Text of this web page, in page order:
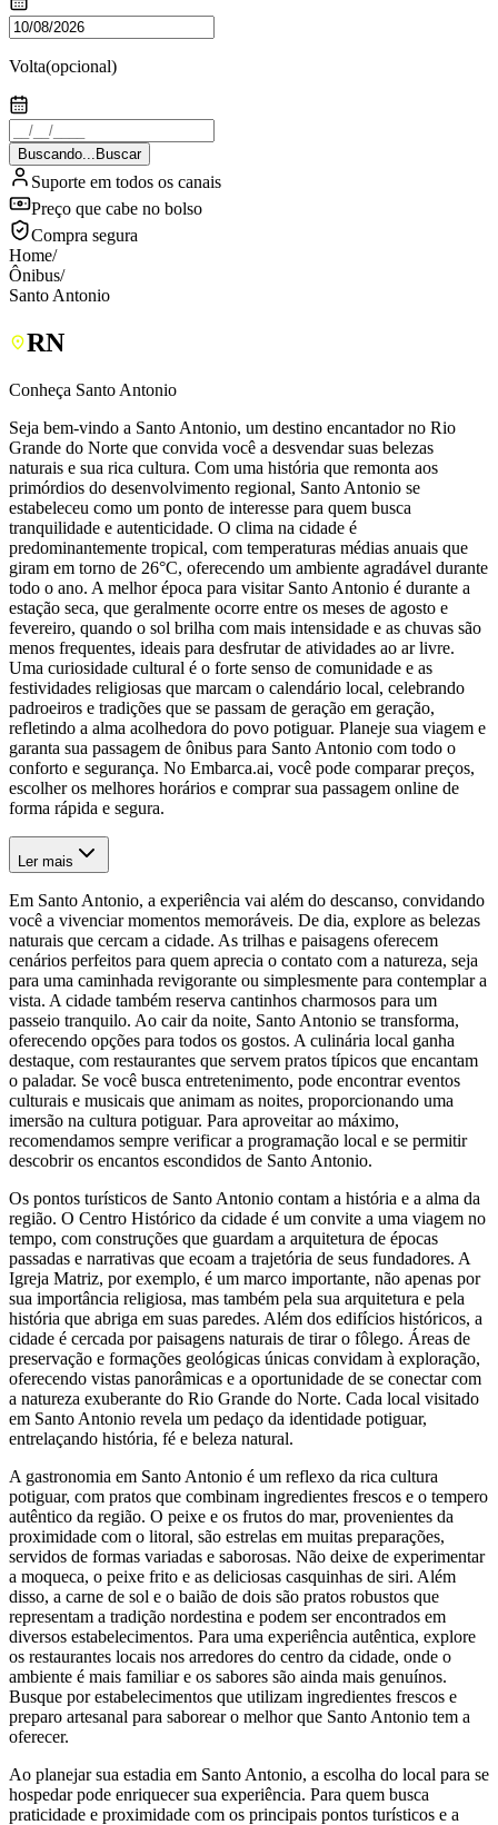
Volta(opcional)
Buscando... Buscar
Suporte em todos os canais
Preço que cabe no bolso
Compra segura
Home/
Ônibus/
Santo Antonio
RN
Conheça Santo Antonio
Seja bem-vindo a Santo Antonio, um destino encantador no Rio
Grande do Norte que convida você a desvendar suas belezas
naturais e sua rica cultura. Com uma história que remonta aos
primórdios do desenvolvimento regional, Santo Antonio se
estabeleceu como um ponto de interesse para quem busca
tranquilidade e autenticidade. O clima na cidade é
predominantemente tropical, com temperaturas médias anuais que
giram em torno de 26°C, oferecendo um ambiente agradável durante
todo o ano. A melhor época para visitar Santo Antonio é durante a
estação seca, que geralmente ocorre entre os meses de agosto e
fevereiro, quando o sol brilha com mais intensidade e as chuvas são
menos frequentes, ideais para desfrutar de atividades ao ar livre.
Uma curiosidade cultural é o forte senso de comunidade e as
festividades religiosas que marcam o calendário local, celebrando
padroeiros e tradições que se passam de geração em geração,
refletindo a alma acolhedora do povo potiguar. Planeje sua viagem e
garanta sua passagem de ônibus para Santo Antonio com todo o
conforto e segurança. No Embarca.ai, você pode comparar preços,
escolher os melhores horários e comprar sua passagem online de
forma rápida e segura.
Ler mais
Em Santo Antonio, a experiência vai além do descanso, convidando
você a vivenciar momentos memoráveis. De dia, explore as belezas
naturais que cercam a cidade. As trilhas e paisagens oferecem
cenários perfeitos para quem aprecia o contato com a natureza, seja
para uma caminhada revigorante ou simplesmente para contemplar a
vista. A cidade também reserva cantinhos charmosos para um
passeio tranquilo. Ao cair da noite, Santo Antonio se transforma,
oferecendo opções para todos os gostos. A culinária local ganha
destaque, com restaurantes que servem pratos típicos que encantam
o paladar. Se você busca entretenimento, pode encontrar eventos
culturais e musicais que animam as noites, proporcionando uma
imersão na cultura potiguar. Para aproveitar ao máximo,
recomendamos sempre verificar a programação local e se permitir
descobrir os encantos escondidos de Santo Antonio.
Os pontos turísticos de Santo Antonio contam a história e a alma da
região. O Centro Histórico da cidade é um convite a uma viagem no
tempo, com construções que guardam a arquitetura de épocas
passadas e narrativas que ecoam a trajetória de seus fundadores. A
Igreja Matriz, por exemplo, é um marco importante, não apenas por
sua importância religiosa, mas também pela sua arquitetura e pela
história que abriga em suas paredes. Além dos edifícios históricos, a
cidade é cercada por paisagens naturais de tirar o fôlego. Áreas de
preservação e formações geológicas únicas convidam à exploração,
oferecendo vistas panorâmicas e a oportunidade de se conectar com
a natureza exuberante do Rio Grande do Norte. Cada local visitado
em Santo Antonio revela um pedaço da identidade potiguar,
entrelaçando história, fé e beleza natural.
A gastronomia em Santo Antonio é um reflexo da rica cultura
potiguar, com pratos que combinam ingredientes frescos e o tempero
autêntico da região. O peixe e os frutos do mar, provenientes da
proximidade com o litoral, são estrelas em muitas preparações,
servidos de formas variadas e saborosas. Não deixe de experimentar
a moqueca, o peixe frito e as deliciosas casquinhas de siri. Além
disso, a carne de sol e o baião de dois são pratos robustos que
representam a tradição nordestina e podem ser encontrados em
diversos estabelecimentos. Para uma experiência autêntica, explore
os restaurantes locais nos arredores do centro da cidade, onde o
ambiente é mais familiar e os sabores são ainda mais genuínos.
Busque por estabelecimentos que utilizam ingredientes frescos e
preparo artesanal para saborear o melhor que Santo Antonio tem a
oferecer.
Ao planejar sua estadia em Santo Antonio, a escolha do local para se
hospedar pode enriquecer sua experiência. Para quem busca
praticidade e proximidade com os principais pontos turísticos e a